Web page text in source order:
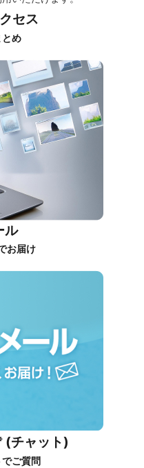
セス
め
ル
お届け
(チャット)
ご質問